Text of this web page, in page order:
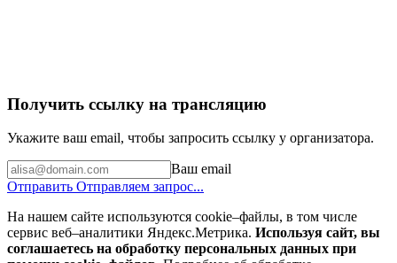
Получить ссылку на трансляцию
Укажите ваш email, чтобы запросить ссылку у организатора.
Ваш email
Отправить Отправляем запрос...
На нашем сайте используются cookie–файлы, в том числе
сервис веб–аналитики Яндекс.Метрика. Используя сайт, вы
соглашаетесь на обработку персональных данных при